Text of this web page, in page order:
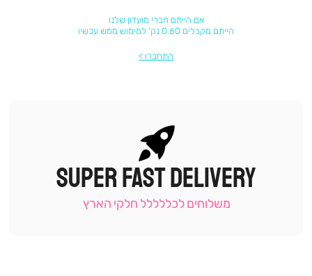
אם הייתם חברי מועדון שלנו
הייתם מקבלים 0.60 נק' למימוש ממש עכשיו
התחברו
|
תומכי
-
SUPER FAST DELIVERY
משלוחים לכללללל חלקי הארץ